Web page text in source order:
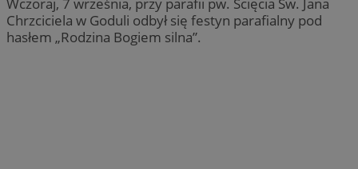
Chrzciciela w Goduli odbył się festyn parafialny pod
hasłem „Rodzina Bogiem silna”.